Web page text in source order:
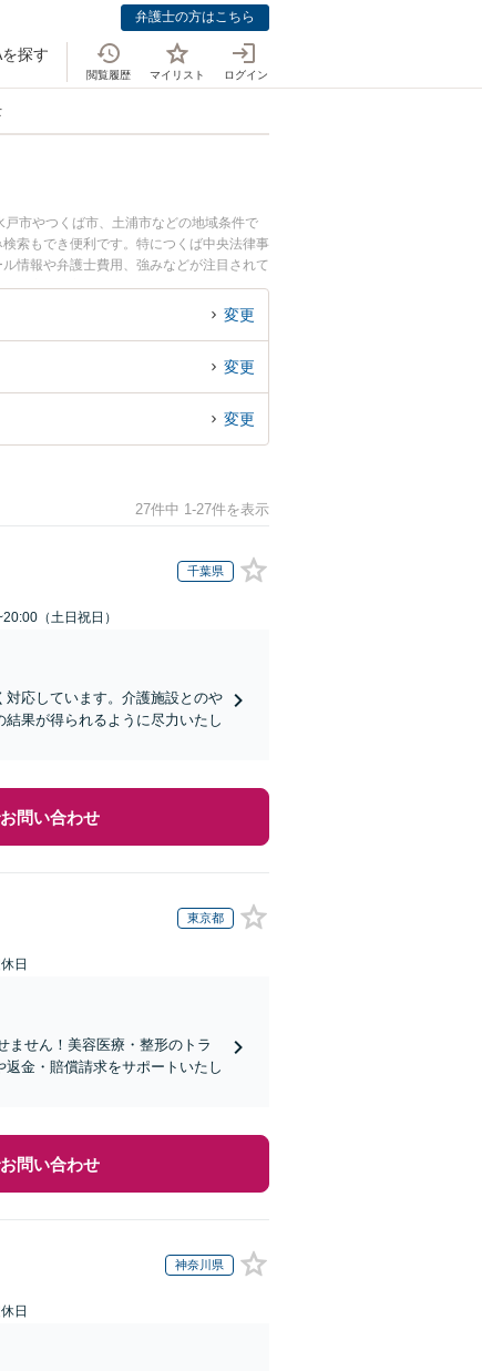
弁護士の方はこちら
探す
閲覧履歴 マイリスト ログイン
市やつくば市、土浦市などの地域条件で
索もでき便利です。特につくば中央法律事
情報や弁護士費用、強みなどが注目されて
の実績豊富な近くの弁護士を検索したい』
変更
変更
変更
27件中 1-27件を表示
千葉県
（土日祝日）
対応しています。介護施設とのや
果が得られるように尽力いたし
問い合わせ
東京都
日
ません！美容医療・整形のトラ
金・賠償請求をサポートいたし
問い合わせ
神奈川県
日